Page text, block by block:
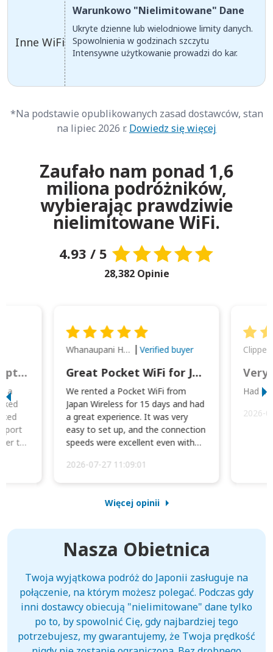
Inne WiFi
Warunkowo "Nielimitowane" Dane
Ukryte dzienne lub wielodniowe limity danych.
Spowolnienia w godzinach szczytu
Intensywne użytkowanie prowadzi do kar.
*Na podstawie opublikowanych zasad dostawców, stan
na lipiec 2026 r. Dowiedz się więcej
Zaufało nam ponad 1,6
miliona podróżników,
wybierając prawdziwie
nielimitowane WiFi.
4.93 / 5
28,382 Opinie
This was wonderful option to a family of four. Everything worked smoothly.
a
to
Whanaupani Henry Joseph Macown Verified buyer
Great Pocket WiFi for Japan Travel
We rented a Pocket WiFi from
Japan Wireless for 15 days and had
a great experience. It was very
easy to set up, and the connection
speeds were excellent even with
2026-07-27 11:09:01
Very
Had
2026-
Więcej opinii
Nasza Obietnica
Twoja wyjątkowa podróż do Japonii zasługuje na
połączenie, na którym możesz polegać. Podczas gdy
inni dostawcy obiecują "nielimitowane" dane tylko
po to, by spowolnić Cię, gdy najbardziej tego
potrzebujesz, my gwarantujemy, że Twoja prędkość